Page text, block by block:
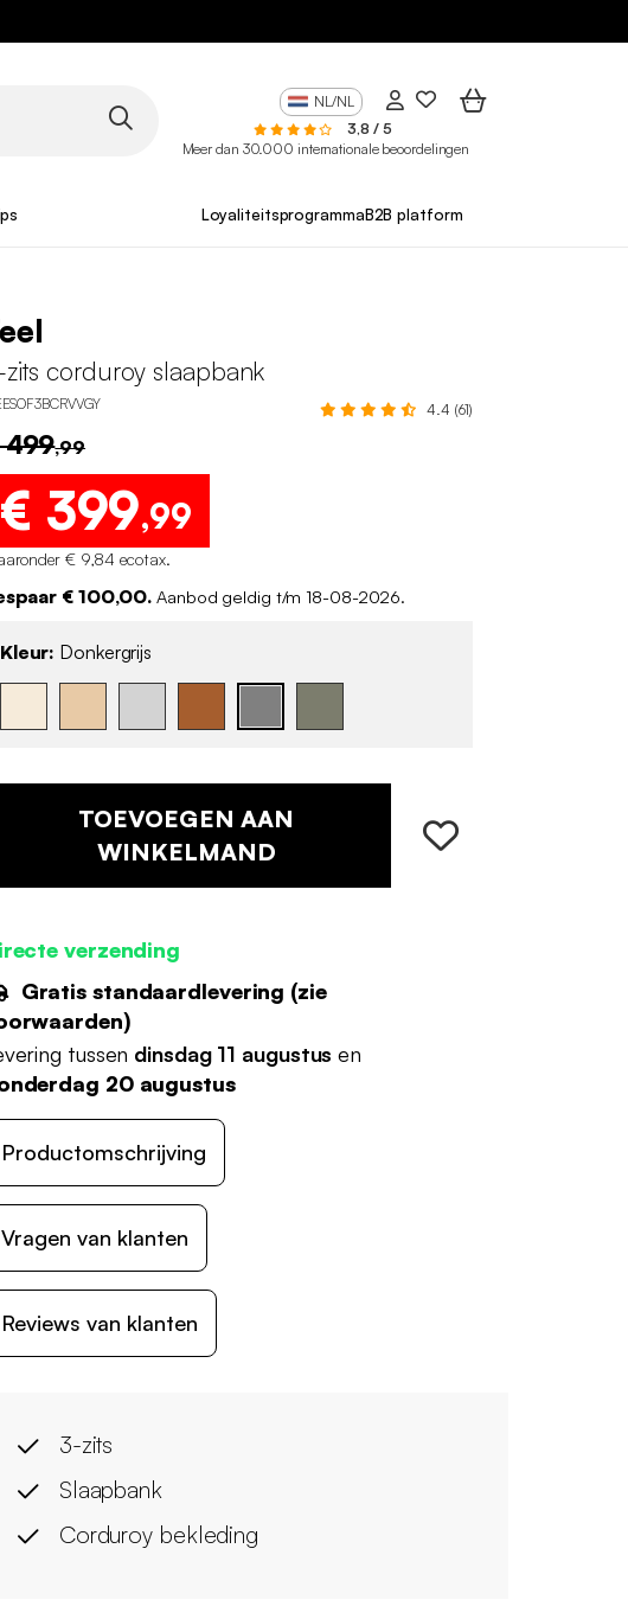
NL/NL
3,8 / 5
Meer dan 30.000 internationale beoordelingen
LoyaliteitsprogrammaB2B platform
corduroy slaapbank
4.4 (61)
499,99
€ 399,99
€ 9,84 ecotax.
€ 100,00.Aanbod geldig t/m 18-08-2026.
Kleur: Donkergrijs
TOEVOEGEN AAN
WINKELMAND
verzending
Gratis standaardlevering (zie
)
tussen dinsdag 11 augustus en
20 augustus
Productomschrijving
Vragen van klanten
Reviews van klanten
3-zits
Slaapbank
Corduroy bekleding